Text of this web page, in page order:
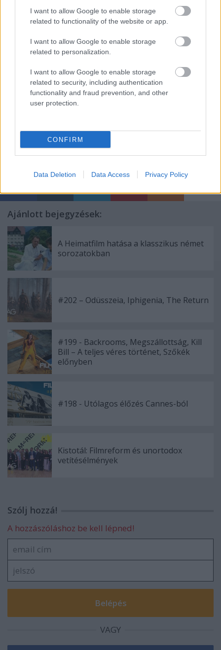
I want to allow Google to enable storage
related to functionality of the website or app.
I want to allow Google to enable storage
related to personalization.
I want to allow Google to enable storage
related to security, including authentication
functionality and fraud prevention, and other
user protection.
CONFIRM
Data Deletion Data Access Privacy Policy
erejét. A folyamatos növekedésre épülő, mindent és
mindenkit felfaló rendszertől csupán egy gondolat
választja el a bizalomra és együttműködésre épülő
„elég” kultúráját. Az „elég” kultúrájában pedig Toni
Erdmann nem egy lenézett bohóc, hanem a rendszer
Korábbi kritikánk a filmről:
Ajánlott bejegyzések:
A Heimatfilm hatása a klasszikus német
sorozatokban
#202 – Odüsszeia, Iphigenia, The Return
#199 - Backrooms, Megszállottság, Kill
Bill – A teljes véres történet, Szőkék
előnyben
#198 - Utólagos élőzés Cannes-ból
Kistotál: Filmreform és unortodox
vetítésélmények
Szólj hozzá!
A hozzászóláshoz be kell lépned!
VAGY